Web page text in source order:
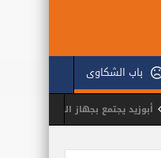
باب الشكاوى
الكرة الطائرة لوضع ملامح الموسم